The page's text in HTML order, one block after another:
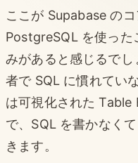
ここが Supabase の
PostgreSQL を使った
みがあると感じるで
者で SQL に慣れてい
は可視化された
で、SQL を書かなく
きます。